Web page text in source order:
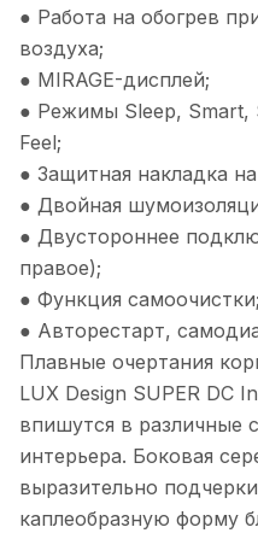
● Работа на обогрев
воздуха;
● MIRAGE-дисплей;
● Режимы Sleep, Smart,
Feel;
● Защитная накладка
● Двойная
● Двустороннее
правое);
● Функция самоочистки;
● Авторестарт,
Плавные очертания
LUX Design SUPER DC
впишутся в различные
интерьера. Боковая
выразительно
каплеобразную форму